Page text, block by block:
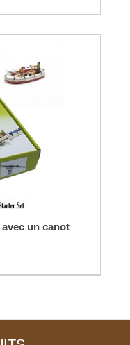
un canot